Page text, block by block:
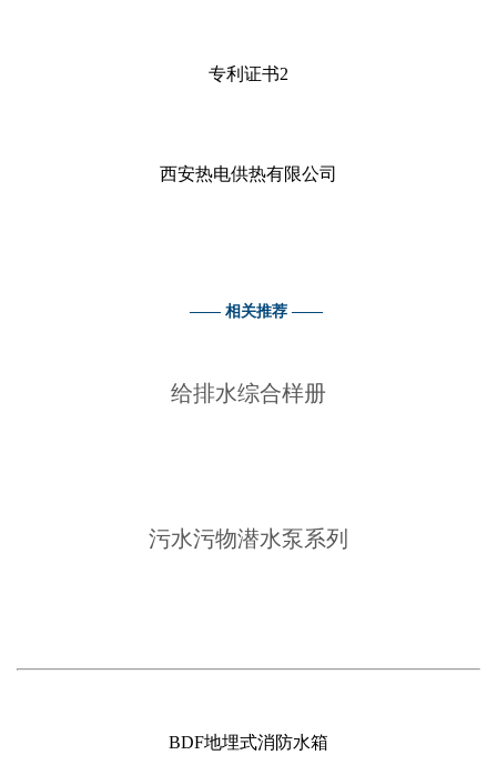
专利证书2
西安热电供热有限公司
—— 相关推荐 ——
给排水综合样册
污水污物潜水泵系列
BDF地埋式消防水箱